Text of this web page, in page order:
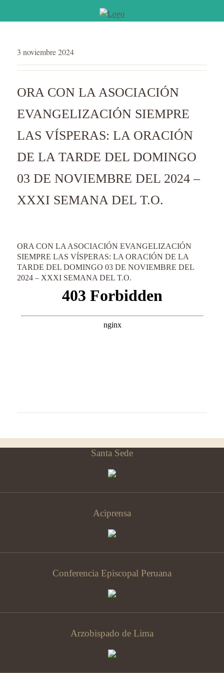
3 noviembre 2024
ORA CON LA ASOCIACIÓN
EVANGELIZACIÓN SIEMPRE
LAS VÍSPERAS: LA ORACIÓN
DE LA TARDE DEL DOMINGO
03 DE NOVIEMBRE DEL 2024 –
XXXI SEMANA DEL T.O.
ORA CON LA ASOCIACIÓN EVANGELIZACIÓN
SIEMPRE LAS VÍSPERAS: LA ORACIÓN DE LA
TARDE DEL DOMINGO 03 DE NOVIEMBRE DEL
2024 – XXXI SEMANA DEL T.O.
Santa Sede
Aciprensa
Conferencia Episcopal Peruana
Arzobispado de Lima